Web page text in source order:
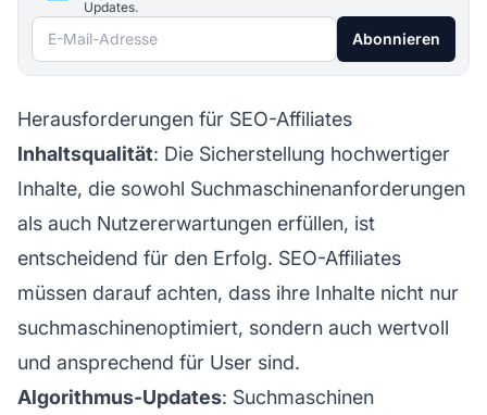
Updates.
E-Mail-Adresse Abonnieren
Herausforderungen für SEO-Affiliates
Inhaltsqualität: Die Sicherstellung hochwertiger
Inhalte, die sowohl Suchmaschinenanforderungen
als auch Nutzererwartungen erfüllen, ist
entscheidend für den Erfolg. SEO-Affiliates
müssen darauf achten, dass ihre Inhalte nicht nur
suchmaschinenoptimiert, sondern auch wertvoll
und ansprechend für User sind.
Algorithmus-Updates: Suchmaschinen